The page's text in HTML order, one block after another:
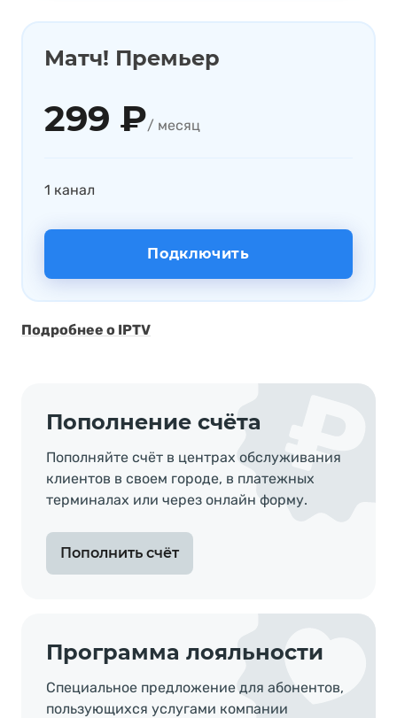
Матч! Премьер
299 ₽/ месяц
1 канал
Подключить
Подробнее о IPTV
Пополнение счёта
Пополняйте счёт в центрах обслуживания
клиентов в своем городе, в платежныx
терминалах или через онлайн форму.
Пополнить счёт
Программа лояльности
Специальное предложение для абонентов,
пользующихся услугами компании